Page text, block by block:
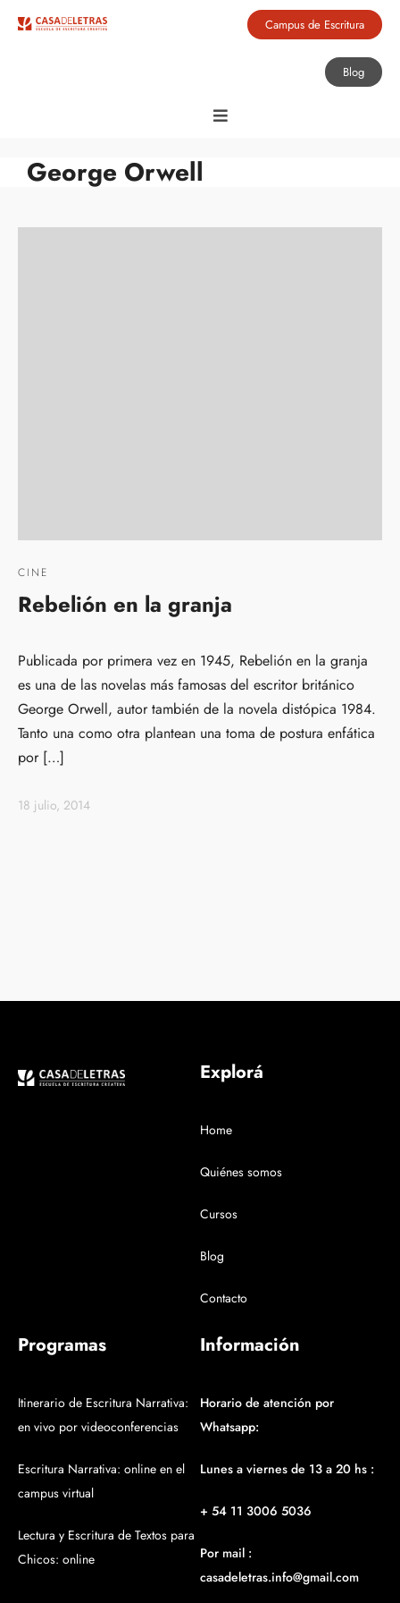
Campus de Escritura
Blog
George Orwell
CINE
Rebelión en la granja
Publicada por primera vez en 1945, Rebelión en la granja
es una de las novelas más famosas del escritor británico
George Orwell, autor también de la novela distópica 1984.
Tanto una como otra plantean una toma de postura enfática
por […]
18 julio, 2014
Explorá
Home
Quiénes somos
Cursos
Blog
Contacto
Programas
Itinerario de Escritura Narrativa:
en vivo por videoconferencias
Escritura Narrativa: online en el
campus virtual
Lectura y Escritura de Textos para
Chicos: online
Información
Horario de atención por
Whatsapp:
Lunes a viernes de 13 a 20 hs :
+ 54 11 3006 5036
Por mail :
casadeletras.info@gmail.com